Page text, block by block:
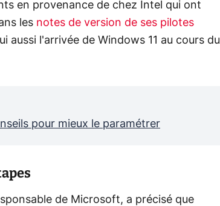
en provenance de chez Intel qui ont
les notes de version de ses pilotes
aussi l'arrivée de Windows 11 au cours du
pour mieux le paramétrer
de Microsoft, a précisé que